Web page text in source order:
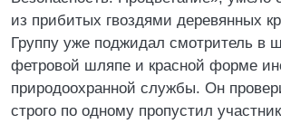
из прибитых гвоздями деревянных
Группу уже поджидал смотритель в
фетровой шляпе и красной форме
природоохранной службы. Он
строго по одному пропустил